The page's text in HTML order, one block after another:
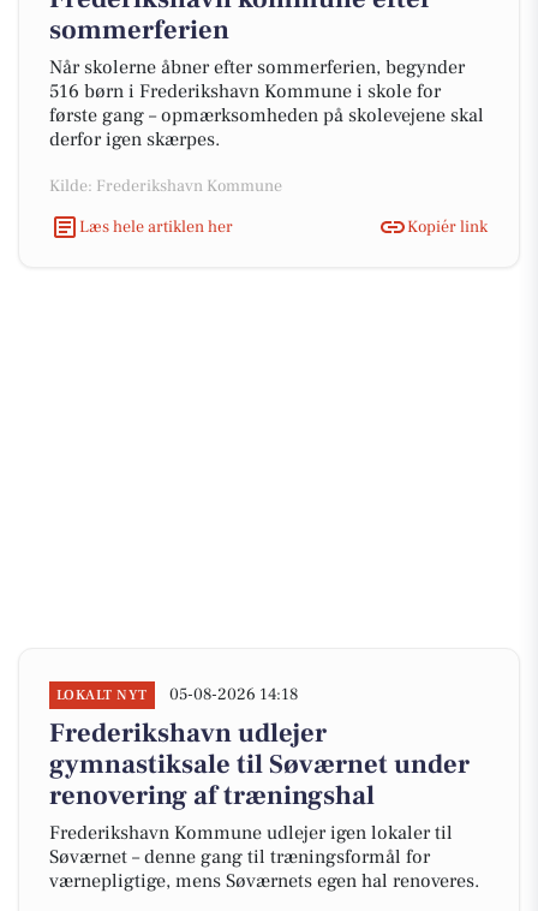
sommerferien
Når skolerne åbner efter sommerferien, begynder
516 børn i Frederikshavn Kommune i skole for
første gang – opmærksomheden på skolevejene skal
derfor igen skærpes.
Kilde: Frederikshavn Kommune
Læs hele artiklen her
Kopiér link
LOKALT NYT 05-08-2026 14:18
Frederikshavn udlejer
gymnastiksale til Søværnet under
renovering af træningshal
Frederikshavn Kommune udlejer igen lokaler til
Søværnet – denne gang til træningsformål for
værnepligtige, mens Søværnets egen hal renoveres.